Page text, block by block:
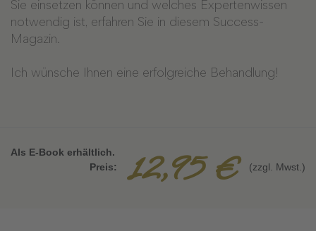
Sie einsetzen können und welches Expertenwissen
notwendig ist, erfahren Sie in diesem Success-
Magazin.
Ich wünsche Ihnen eine erfolgreiche Behandlung!
Als E-Book erhältlich.
Preis:
12,95 € (zzgl. Mwst.)